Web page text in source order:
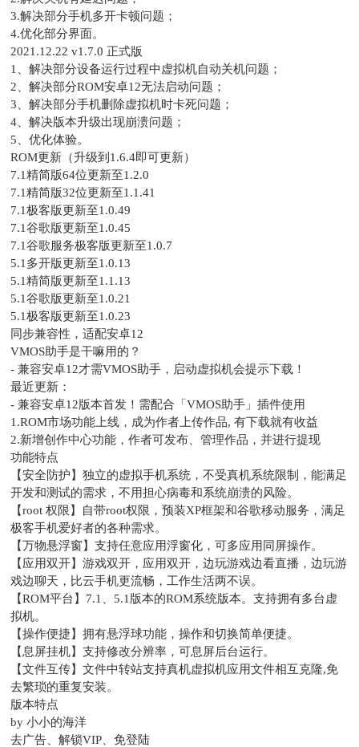
3.解决部分手机多开卡顿问题；
4.优化部分界面。
2021.12.22 v1.7.0 正式版
1、解决部分设备运行过程中虚拟机自动关机问题；
2、解决部分ROM安卓12无法启动问题；
3、解决部分手机删除虚拟机时卡死问题；
4、解决版本升级出现崩溃问题；
5、优化体验。
ROM更新（升级到1.6.4即可更新）
7.1精简版64位更新至1.2.0
7.1精简版32位更新至1.1.41
7.1极客版更新至1.0.49
7.1谷歌版更新至1.0.45
7.1谷歌服务极客版更新至1.0.7
5.1多开版更新至1.0.13
5.1精简版更新至1.1.13
5.1谷歌版更新至1.0.21
5.1极客版更新至1.0.23
同步兼容性，适配安卓12
VMOS助手是干嘛用的？
- 兼容安卓12才需VMOS助手，启动虚拟机会提示下载！
最近更新：
- 兼容安卓12版本首发！需配合「VMOS助手」插件使用
1.ROM市场功能上线，成为作者上传作品, 有下载就有收益
2.新增创作中心功能，作者可发布、管理作品，并进行提现
功能特点
【安全防护】独立的虚拟手机系统，不受真机系统限制，能满足
开发和测试的需求，不用担心病毒和系统崩溃的风险。
【root 权限】自带root权限，预装XP框架和谷歌移动服务，满足
极客手机爱好者的各种需求。
【万物悬浮窗】支持任意应用浮窗化，可多应用同屏操作。
【应用双开】游戏双开，应用双开，边玩游戏边看直播，边玩游
戏边聊天，比云手机更流畅，工作生活两不误。
【ROM平台】7.1、5.1版本的ROM系统版本。支持拥有多台虚
拟机。
【操作便捷】拥有悬浮球功能，操作和切换简单便捷。
【息屏挂机】支持修改分辨率，可息屏后台运行。
【文件互传】文件中转站支持真机虚拟机应用文件相互克隆,免
去繁琐的重复安装。
版本特点
by 小小的海洋
去广告、解锁VIP、免登陆